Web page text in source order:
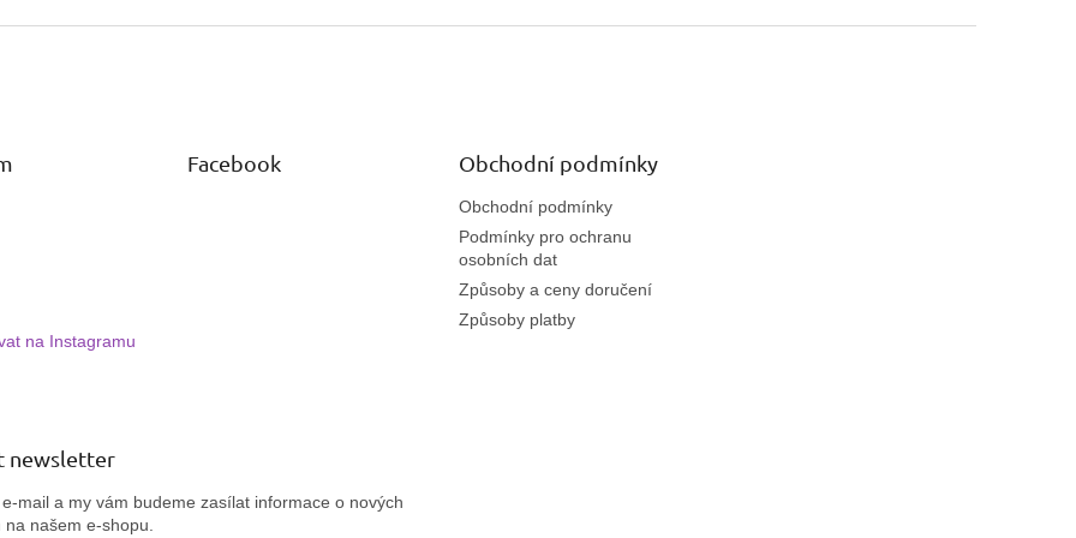
na Instagramu
Facebook Obchodní podmínky
Obchodní podmínky
Podmínky pro ochranu
osobních dat
Způsoby a ceny doručení
Způsoby platby
newsletter
mail a my vám budeme zasílat informace o nových
našem e-shopu.